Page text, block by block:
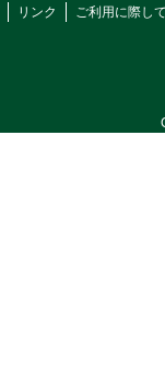
リンク ご利用に際し